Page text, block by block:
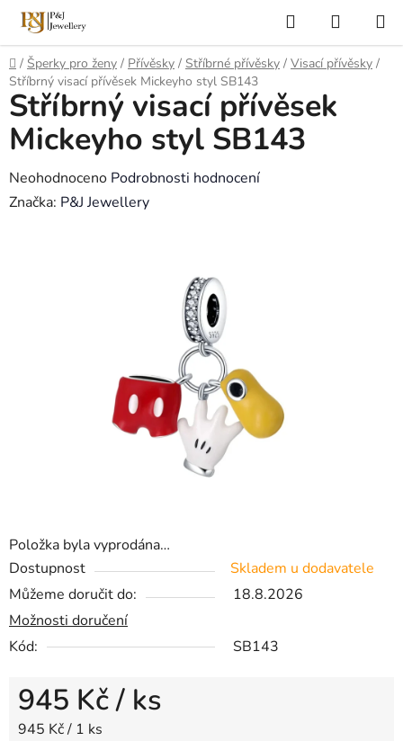
Přejít
obsah
Hledat
KOŠÍK
Domů
/ Šperky pro ženy / Přívěsky / Stříbrné přívěsky / Visací přívěsky /
Stříbrný visací přívěsek Mickeyho styl SB143
Položka byla vyprodána…
Dostupnost
Skladem u dodavatele
Můžeme doručit do:
18.8.2026
Možnosti doručení
Kód:
SB143
945 Kč/ ks
Měrná cena:
945 Kč / 1 ks
Stříbrný visací přívěsek
Mickeyho styl SB143
Průměrné
hodnocení
Neohodnoceno Podrobnosti hodnocení
Značka: P&J Jewellery